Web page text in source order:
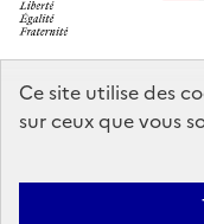
Ce site utilise des
sur ceux que vous
education.gouv.fr
enseignementsup-